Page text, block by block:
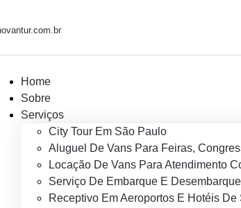
Home
Sobre
Serviços
City Tour Em São Paulo
Aluguel De Vans Para Feiras,
Locação De Vans Para Atendimento
Serviço De Embarque E
Receptivo Em Aeroportos E Hotéis De